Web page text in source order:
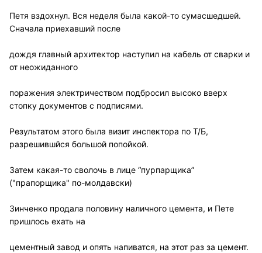
Петя вздохнул. Вся неделя была какой-то сумасшедшей.
Сначала приехавший после
дождя главный архитектор наступил на кабель от сварки и
от неожиданного
поражения электричеством подбросил высоко вверх
стопку документов с подписями.
Результатом этого была визит инспектора по Т/Б,
разрешившйся большой попойкой.
Затем какая-то сволочь в лице “пурпарщика”
("прапорщика" по-молдавски)
Зинченко продала половину наличного цемента, и Пете
пришлось ехать на
цементный завод и опять напиватся, на этот раз за цемент.